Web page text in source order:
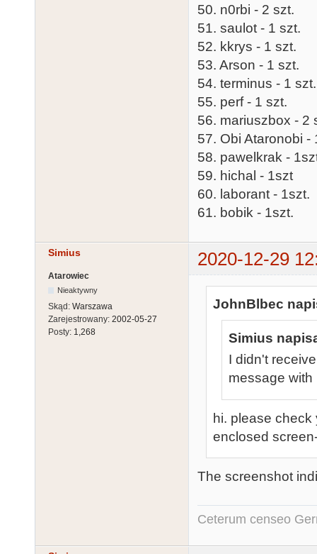
50. n0rbi - 2 szt.
51. saulot - 1 szt.
52. kkrys - 1 szt.
53. Arson - 1 szt.
54. terminus - 1 szt.
55. perf - 1 szt.
56. mariuszbox - 2
57. Obi Ataronobi -
58. pawelkrak -
59. hichal - 1szt
60. laborant - 1szt.
61. bobik - 1szt.
Simius 2020-12-29
Atarowiec
Nieaktywny
Skąd: Warszawa
Zarejestrowany: 2002-05-27
Posty: 1,268
JohnBlbec
Simius
I didn't
message
hi. please check
enclosed
The screenshot
Ceterum censeo